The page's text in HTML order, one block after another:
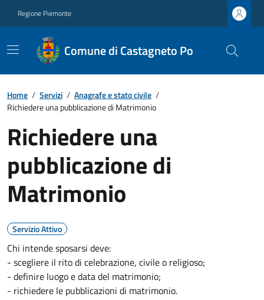
Regione Piemonte
Comune di Castagneto Po
Home / Servizi / Anagrafe e stato civile /
Richiedere una pubblicazione di Matrimonio
Richiedere una
pubblicazione di
Matrimonio
Servizio Attivo
Chi intende sposarsi deve:
- scegliere il rito di celebrazione, civile o religioso;
- definire luogo e data del matrimonio;
- richiedere le pubblicazioni di matrimonio.